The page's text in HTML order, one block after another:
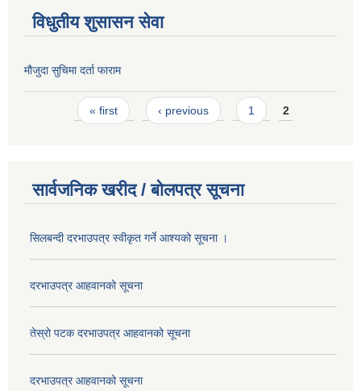
विधुतीय शुसासन सेवा
मौजुदा सुचिमा दर्ता फाराम
Pages« first ‹ previous 1 2
सार्वजनिक खरीद / बोलपत्र सूचना
सिलबन्दी दरभाउपत्र स्वीकृत गर्ने आश्यको सूचना ।
दरभाउपत्र आहवानको सूचना
तेस्रो पटक दरभाउपत्र आहवानको सूचना
दरभाउपत्र आहवानको सूचना